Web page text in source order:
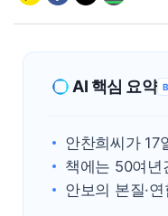
AI 핵심 요약
안찬희씨가 17
책에는 50여년
안보의 본질·